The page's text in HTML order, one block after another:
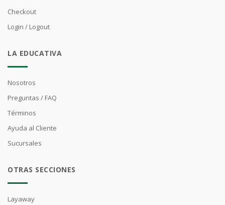
Checkout
Login / Logout
LA EDUCATIVA
Nosotros
Preguntas / FAQ
Términos
Ayuda al Cliente
Sucursales
OTRAS SECCIONES
Layaway